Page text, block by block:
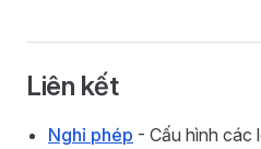
Liên kết
Nghỉ phép - Cấu hình các